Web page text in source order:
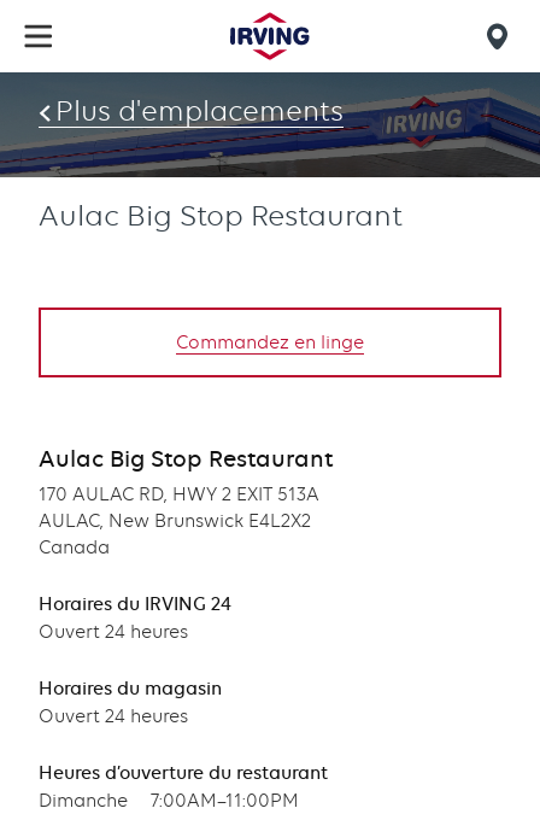
main
content
find
us
Plus d'emplacements
Aulac Big Stop Restaurant
Commandez en linge
Aulac Big Stop Restaurant
170 AULAC RD, HWY 2 EXIT 513A
AULAC, New Brunswick E4L2X2
Canada
Horaires du IRVING 24
Ouvert 24 heures
Horaires du magasin
Ouvert 24 heures
Heures d’ouverture du restaurant
Dimanche
7:00AM–11:00PM